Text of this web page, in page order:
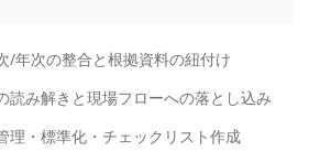
/年次の整合と根拠資料の紐付け
読み解きと現場フローへの落とし込み
理・標準化・チェックリスト作成